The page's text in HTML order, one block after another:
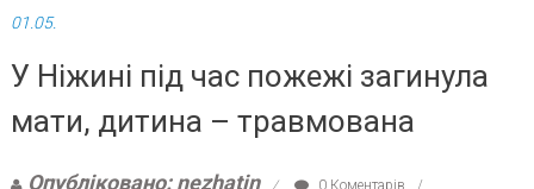
01.05.
У Ніжині під час пожежі загинула
мати, дитина – травмована
Опубліковано: nezhatin
0 Коментарів